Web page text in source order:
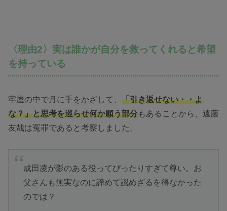
〈理由2〉実は誰かが自分を救ってくれると希望
を持っている
牢屋の中で月に手をかざして、 「引き返せない・・よ
な？」と思考を巡らせ何か願う部分もあることから、遠藤
友哉は冤罪であると考察しました。
成田凌が影のある役ってぴったりすぎて尊い。お
父さんも無実なのに諦めて認めざるを得なかった
のでは？